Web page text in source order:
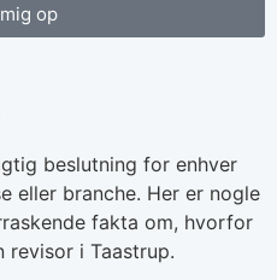
op
beslutning for enhver
eller branche. Her er nogle
fakta om, hvorfor
revisor i Taastrup.